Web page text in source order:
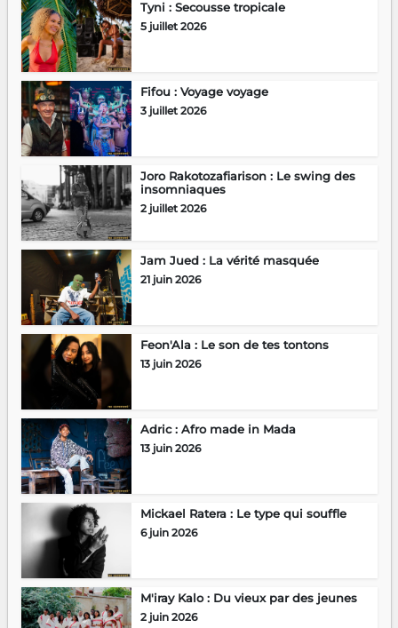
Tyni : Secousse tropicale
5 juillet 2026
Fifou : Voyage voyage
3 juillet 2026
Joro Rakotozafiarison : Le swing des
insomniaques
2 juillet 2026
Jam Jued : La vérité masquée
21 juin 2026
Feon'Ala : Le son de tes tontons
13 juin 2026
Adric : Afro made in Mada
13 juin 2026
Mickael Ratera : Le type qui souffle
6 juin 2026
M'iray Kalo : Du vieux par des jeunes
2 juin 2026